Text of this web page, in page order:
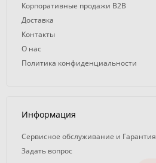
Корпоративные продажи B2B
Доставка
Контакты
О нас
Политика конфиденциальности
Информация
Сервисное обслуживание и Гарантия
Задать вопрос